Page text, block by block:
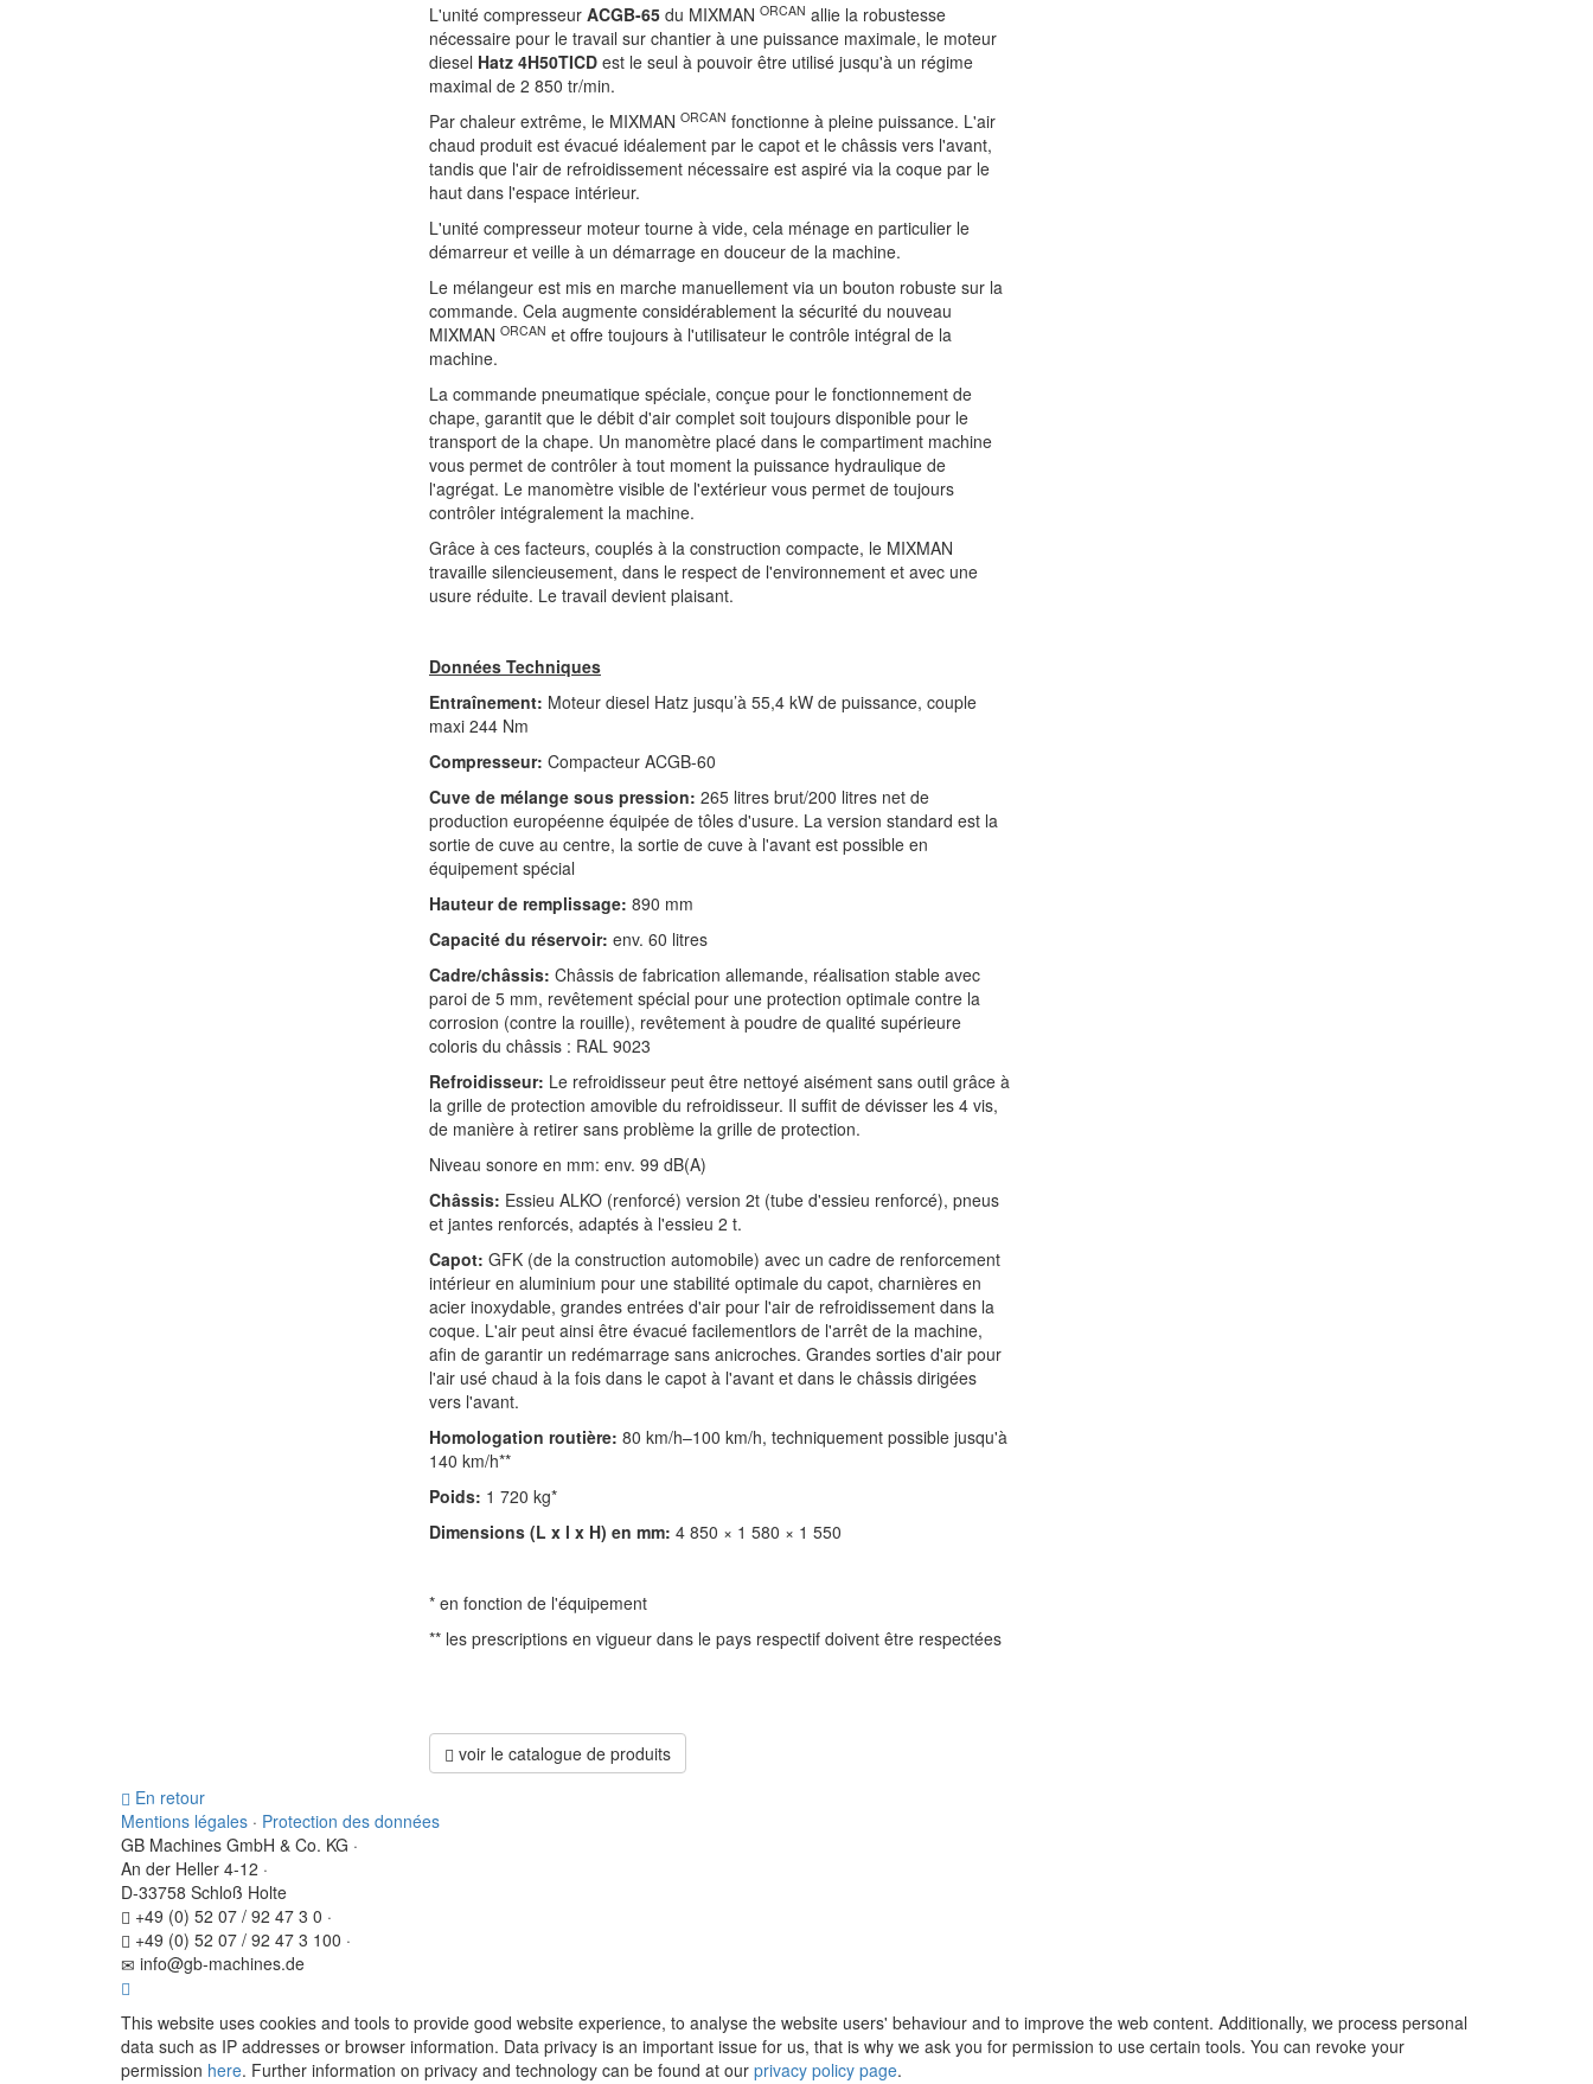
L'unité compresseur ACGB-65du MIXMAN ORCAN allie la robustesse
nécessaire pour le travail sur chantier à une puissance maximale, le moteur
diesel Hatz 4H50TICDest le seul à pouvoir être utilisé jusqu'à un régime
maximal de 2 850 tr/min.
Par chaleur extrême, le MIXMAN ORCAN fonctionne à pleine puissance. L'air
chaud produit est évacué idéalement par le capot et le châssis vers l'avant,
tandis que l'air de refroidissement nécessaire est aspiré via la coque par le
haut dans l'espace intérieur.
L'unité compresseur moteur tourne à vide, cela ménage en particulier le
démarreur et veille à un démarrage en douceur de la machine.
Le mélangeur est mis en marche manuellement via un bouton robuste sur la
commande. Cela augmente considérablement la sécurité du nouveau
MIXMAN ORCAN et offre toujours à l'utilisateur le contrôle intégral de la
machine.
La commande pneumatique spéciale, conçue pour le fonctionnement de
chape, garantit que le débit d'air complet soit toujours disponible pour le
transport de la chape. Un manomètre placé dans le compartiment machine
vous permet de contrôler à tout moment la puissance hydraulique de
l'agrégat. Le manomètre visible de l'extérieur vous permet de toujours
contrôler intégralement la machine.
Grâce à ces facteurs, couplés à la construction compacte, le MIXMAN
travaille silencieusement, dans le respect de l'environnement et avec une
usure réduite. Le travail devient plaisant.
Données Techniques
Entraînement: Moteur diesel Hatz jusqu’à 55,4 kW de puissance, couple
maxi 244 Nm
Compresseur: Compacteur ACGB-60
Cuve de mélange sous pression: 265 litres brut/200 litres net de
production européenne équipée de tôles d'usure. La version standard est la
sortie de cuve au centre, la sortie de cuve à l'avant est possible en
équipement spécial
Hauteur de remplissage: 890 mm
Capacité du réservoir: env. 60 litres
Cadre/châssis: Châssis de fabrication allemande, réalisation stable avec
paroi de 5 mm, revêtement spécial pour une protection optimale contre la
corrosion (contre la rouille), revêtement à poudre de qualité supérieure
coloris du châssis : RAL 9023
Refroidisseur: Le refroidisseur peut être nettoyé aisément sans outil grâce à
la grille de protection amovible du refroidisseur. Il suffit de dévisser les 4 vis,
de manière à retirer sans problème la grille de protection.
Niveau sonore en mm: env. 99 dB(A)
Châssis: Essieu ALKO (renforcé) version 2t (tube d'essieu renforcé), pneus
et jantes renforcés, adaptés à l'essieu 2 t.
Capot: GFK (de la construction automobile) avec un cadre de renforcement
intérieur en aluminium pour une stabilité optimale du capot, charnières en
acier inoxydable, grandes entrées d'air pour l'air de refroidissement dans la
coque. L'air peut ainsi être évacué facilementlors de l'arrêt de la machine,
afin de garantir un redémarrage sans anicroches. Grandes sorties d'air pour
l'air usé chaud à la fois dans le capot à l'avant et dans le châssis dirigées
vers l'avant.
Homologation routière: 80 km/h–100 km/h, techniquement possible jusqu'à
140 km/h**
Poids: 1 720 kg*
Dimensions (L x l x H) en mm: 4 850 × 1 580 × 1 550
* en fonction de l'équipement
** les prescriptions en vigueur dans le pays respectif doivent être respectées
voir le catalogue de produits
En retour
Mentions légales · Protection des données
GB Machines GmbH & Co. KG ·
An der Heller 4-12 ·
D-33758 Schloß Holte
+49 (0) 52 07 / 92 47 3 0 ·
+49 (0) 52 07 / 92 47 3 100 ·
info@gb-machines.de
This website uses cookies and tools to provide good website experience, to analyse the website users' behaviour and to improve the web content. Additionally, we process personal
data such as IP addresses or browser information. Data privacy is an important issue for us, that is why we ask you for permission to use certain tools. You can revoke your
permission here. Further information on privacy and technology can be found at our privacy policy page.